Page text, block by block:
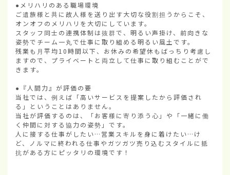
●メリハリのある職場環境
ご遺族様と共に故人様を送り出す大切な役割担うからこそ、
オンオフのメリハリを大切にしています。
スタッフ同士の連携体制は抜群で、明るい声掛け、前向きな
姿勢でチーム一丸で仕事に取り組める明るい風土です。
残業も月平均10時間以下、お休みの希望休もばっちり考慮し
ますので、プライベートと両立して仕事に取り組むことがで
きます。
●『人間力』が評価の要
当社では、例えば「高いサービスを提案したから評価され
る」ということはありません。
当社が評価するのは、「お客様に寄り添う心」や「一緒に働
く仲間に対する協力の姿勢」です。
人に接する仕事がしたい…営業スキルを身に着けたい…け
ど、ノルマに終われる仕事やガツガツ売り込むスタイルに抵
抗がある方にピッタリの環境です！